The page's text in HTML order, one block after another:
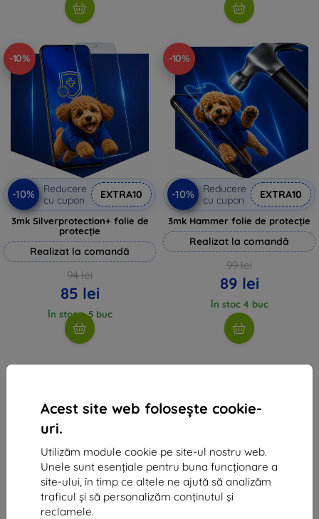
Acest site web folosește cookie-
uri.
Utilizăm module cookie pe site-ul nostru web.
Unele sunt esențiale pentru buna funcționare a
site-ului, în timp ce altele ne ajută să analizăm
traficul și să personalizăm conținutul și
reclamele.
-10%
-10%
Reducere
cu cupon
EXTRA10
3mk Silverprotection+ folie de
protecție
Realizat la comandă
94 lei
85 lei
În stoc > 5 buc
-10%
-10%
Reducere
cu cupon
EXTRA10
3mk Hammer folie de protecție
Realizat la comandă
99 lei
89 lei
În stoc 4 buc